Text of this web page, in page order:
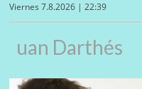
Viernes 7.8.2026 | 22:39
uan Darthés